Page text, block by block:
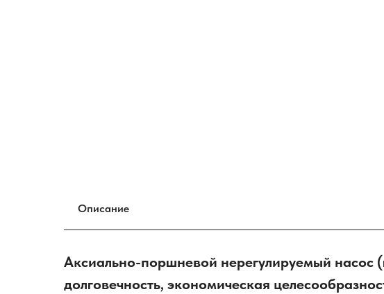
Описание
Аксиально-поршневой нерегулируемый насос
долговечность, экономическая